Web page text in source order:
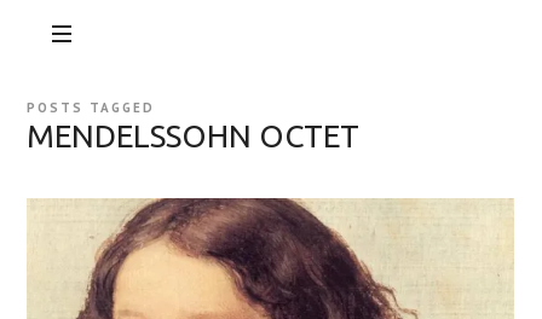
POSTS TAGGED
MENDELSSOHN OCTET